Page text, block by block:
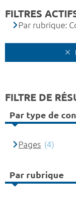
FILTRES
Par rubrique:
FILTRE DE
Par type de
Pages (4)
Par rubrique